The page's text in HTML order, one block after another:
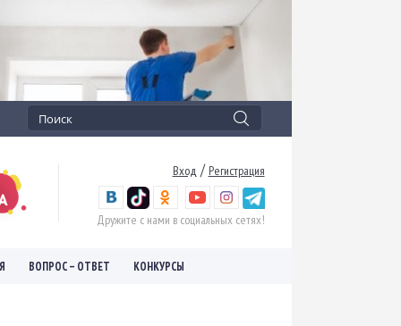
Вход / Регистрация
Дружите с нами в социальных сетях!
ВОПРОС – ОТВЕТ КОНКУРСЫ